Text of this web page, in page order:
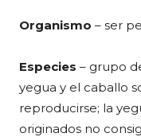
Organismo – ser
Especies – grupo
yegua y el caballo
reproducirse; la
originados no